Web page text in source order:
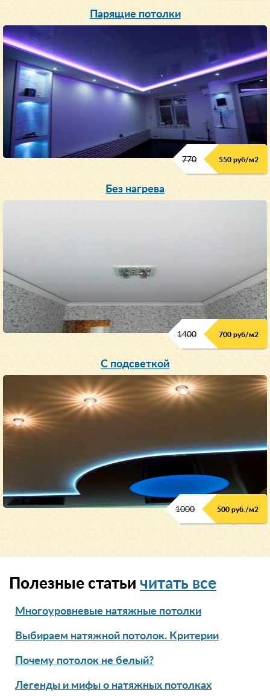
Парящие потолки
770 550 руб/м2
Без нагрева
1400 700 руб/м2
С подсветкой
1000 500 руб./м2
Полезные статьи читать все
Многоуровневые натяжные потолки
Выбираем натяжной потолок. Критерии
Почему потолок не белый?
Легенды и мифы о натяжных потолках